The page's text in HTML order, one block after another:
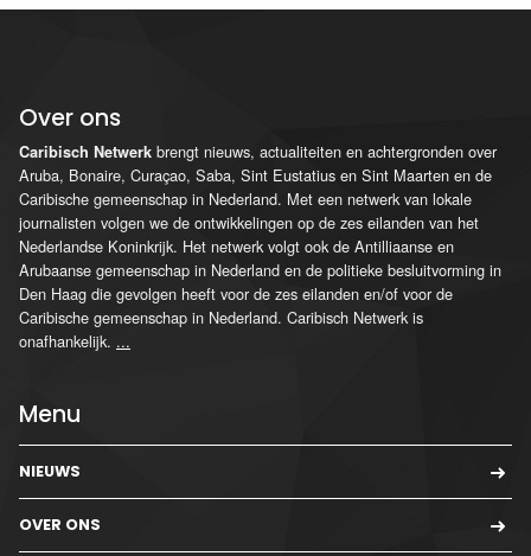
Over ons
Caribisch Netwerk brengt nieuws, actualiteiten en achtergronden over
Aruba, Bonaire, Curaçao, Saba, Sint Eustatius en Sint Maarten en de
Caribische gemeenschap in Nederland. Met een netwerk van lokale
journalisten volgen we de ontwikkelingen op de zes eilanden van het
Nederlandse Koninkrijk. Het netwerk volgt ook de Antilliaanse en
Arubaanse gemeenschap in Nederland en de politieke besluitvorming in
Den Haag die gevolgen heeft voor de zes eilanden en/of voor de
Caribische gemeenschap in Nederland. Caribisch Netwerk is
onafhankelijk. ...
Menu
NIEUWS
OVER ONS